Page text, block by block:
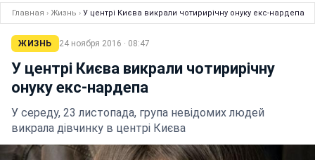
Главная › Жизнь › У центрі Києва викрали чотирирічну онуку екс-нардепа
ЖИЗНЬ 24 ноября 2016 · 08:47
У центрі Києва викрали чотирирічну
онуку екс-нардепа
У середу, 23 листопада, група невідомих людей
викрала дівчинку в центрі Києва